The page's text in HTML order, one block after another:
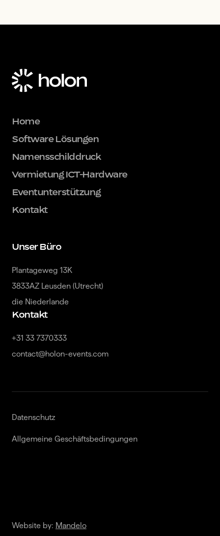
Home
Software Lösungen
Namensschilddruck
Vermietung ICT-Hardware
Eventunterstützung
Kontakt
Unser Büro
Plantageweg 13K
3833AZ Leusden (Utrecht)
die Niederlande
Kontakt
+31 33 7370333
contact@holon-events.com
Datenschutz
Allgemeine Geschäftsbedingungen
Website by: Mandelo